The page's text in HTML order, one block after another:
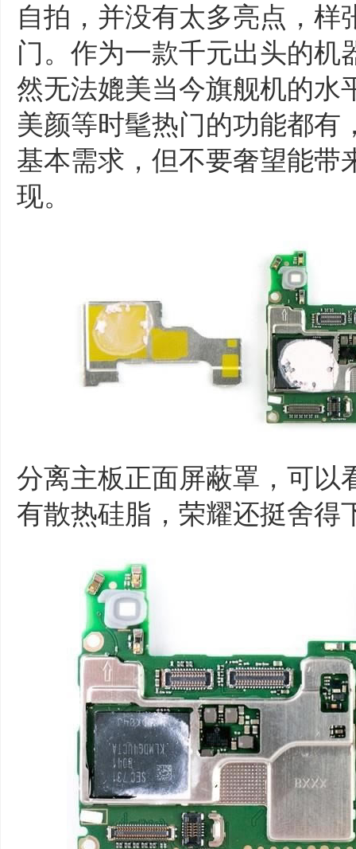
自拍，并没有太多亮点，样
门。作为一款千元出头的机
然无法媲美当今旗舰机的水
美颜等时髦热门的功能都有
基本需求，但不要奢望能带
现。
分离主板正面屏蔽罩，可以
有散热硅脂，荣耀还挺舍得